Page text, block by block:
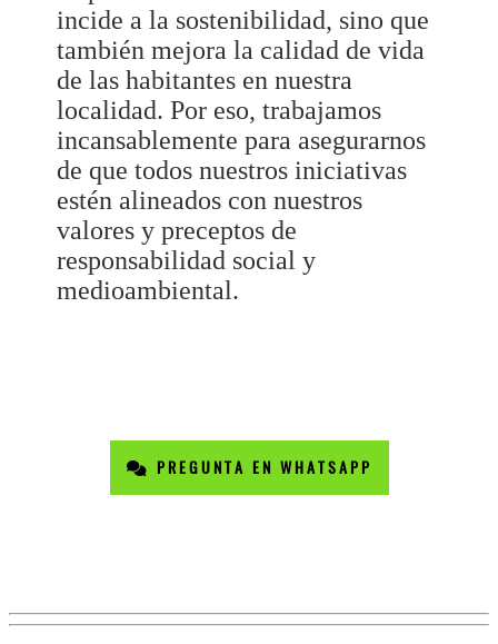
incide a la sostenibilidad, sino que
también mejora la calidad de vida
de las habitantes en nuestra
localidad. Por eso, trabajamos
incansablemente para asegurarnos
de que todos nuestros iniciativas
estén alineados con nuestros
valores y preceptos de
responsabilidad social y
medioambiental.
PREGUNTA EN WHATSAPP